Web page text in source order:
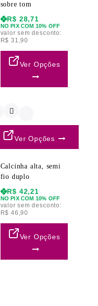
sobre tom
R$ 28,71
NO PIX COM 10% OFF
valor sem desconto:
R$ 31,90
Ver Opções
Ver Opções
Calcinha alta, semi
fio duplo
R$ 42,21
NO PIX COM 10% OFF
valor sem desconto:
R$ 46,90
Ver Opções